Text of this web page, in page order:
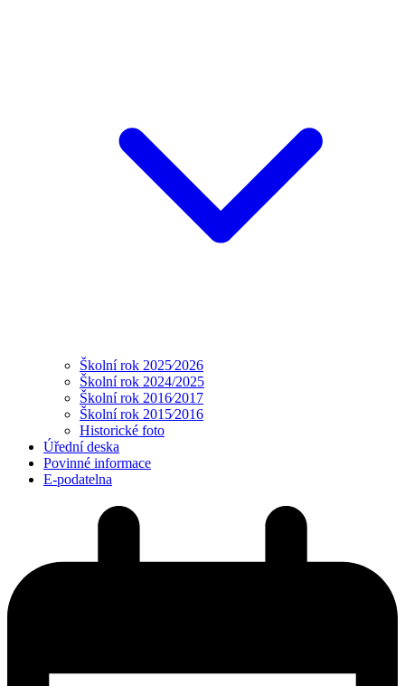
Školní rok 2025⁄2026
Školní rok 2024/2025
Školní rok 2016⁄2017
Školní rok 2015⁄2016
Historické foto
Úřední deska
Povinné informace
E-podatelna